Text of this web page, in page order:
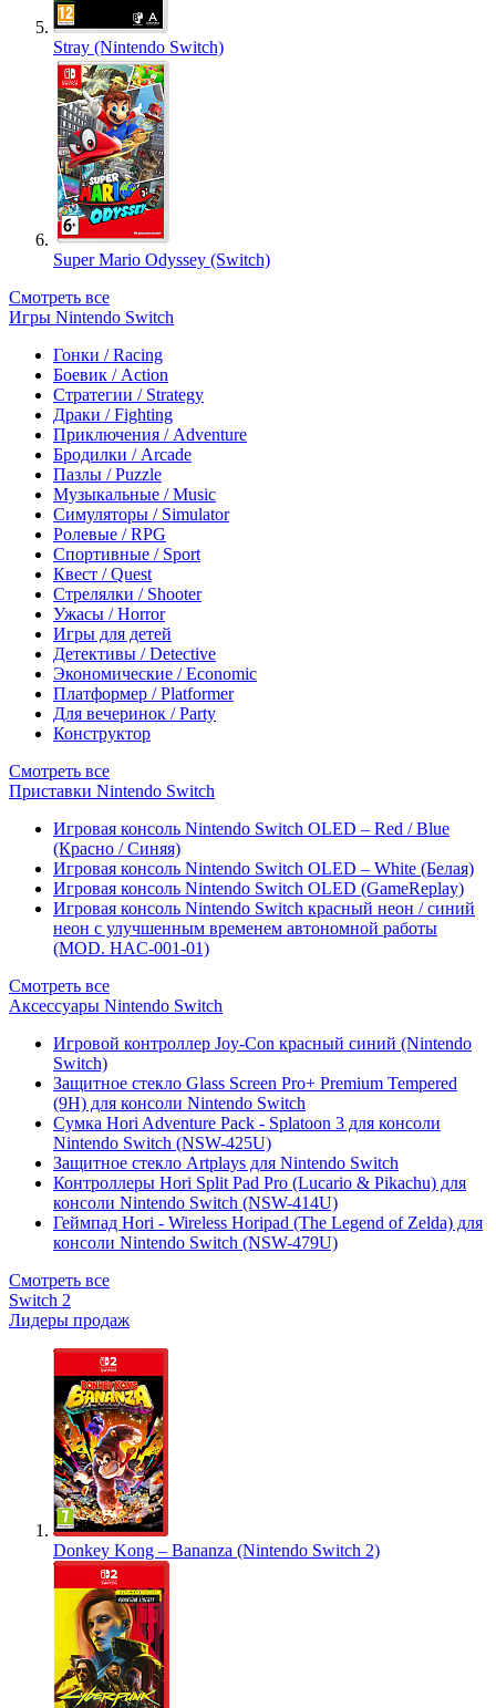
Stray (Nintendo Switch)
Super Mario Odyssey (Switch)
Смотреть все
Игры Nintendo Switch
Гонки / Racing
Боевик / Action
Стратегии / Strategy
Драки / Fighting
Приключения / Adventure
Бродилки / Arcade
Пазлы / Puzzle
Музыкальные / Music
Симуляторы / Simulator
Ролевые / RPG
Спортивные / Sport
Квест / Quest
Стрелялки / Shooter
Ужасы / Horror
Игры для детей
Детективы / Detective
Экономические / Economic
Платформер / Platformer
Для вечеринок / Party
Конструктор
Смотреть все
Приставки Nintendo Switch
Игровая консоль Nintendo Switch OLED – Red / Blue
(Красно / Синяя)
Игровая консоль Nintendo Switch OLED – White (Белая)
Игровая консоль Nintendo Switch OLED (GameReplay)
Игровая консоль Nintendo Switch красный неон / синий
неон с улучшенным временем автономной работы
(MOD. HAC-001-01)
Смотреть все
Аксессуары Nintendo Switch
Игровой контроллер Joy-Con красный синий (Nintendo
Switch)
Защитное стекло Glass Screen Pro+ Premium Tempered
(9H) для консоли Nintendo Switch
Сумка Hori Adventure Pack - Splatoon 3 для консоли
Nintendo Switch (NSW-425U)
Защитное стекло Artplays для Nintendo Switch
Контроллеры Hori Split Pad Pro (Lucario & Pikachu) для
консоли Nintendo Switch (NSW-414U)
Геймпад Hori - Wireless Horipad (The Legend of Zelda) для
консоли Nintendo Switch (NSW-479U)
Смотреть все
Switch 2
Лидеры продаж
Donkey Kong – Bananza (Nintendo Switch 2)